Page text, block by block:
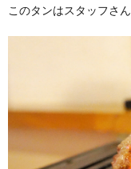
このタンはスタッフさ